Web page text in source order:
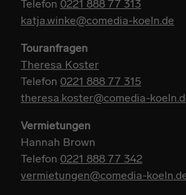
Telefon 0221 888 77 313
katja.winke@comedia-koeln.de
Touranfragen
Theresa Koster
Telefon 0221 888 77 315
theresa.koster@comedia-
Vermietungen
Hannah Brown
Telefon 0221 888 77 342
vermietungen@comedia-